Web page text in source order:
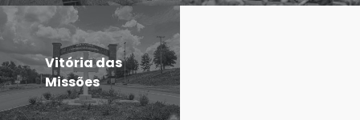
Vitória das
Missões